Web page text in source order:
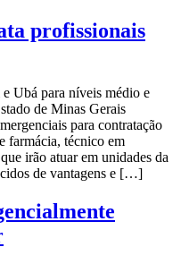
profissionais
Ubá para níveis médio e
de Minas Gerais
para contratação
farmácia, técnico em
irão atuar em unidades da
de vantagens e […]